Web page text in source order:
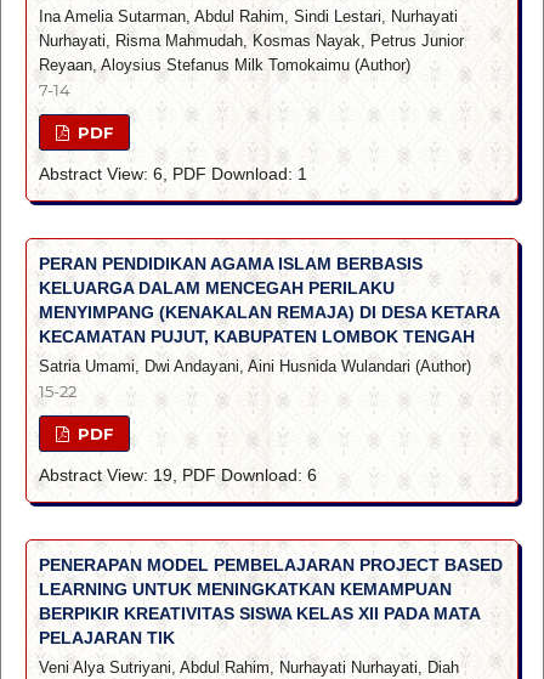
Ina Amelia Sutarman, Abdul Rahim, Sindi Lestari, Nurhayati
Nurhayati, Risma Mahmudah, Kosmas Nayak, Petrus Junior
Reyaan, Aloysius Stefanus Milk Tomokaimu (Author)
7-14
PDF
Abstract View: 6, PDF Download: 1
PERAN PENDIDIKAN AGAMA ISLAM BERBASIS
KELUARGA DALAM MENCEGAH PERILAKU
MENYIMPANG (KENAKALAN REMAJA) DI DESA KETARA
KECAMATAN PUJUT, KABUPATEN LOMBOK TENGAH
Satria Umami, Dwi Andayani, Aini Husnida Wulandari (Author)
15-22
PDF
Abstract View: 19, PDF Download: 6
PENERAPAN MODEL PEMBELAJARAN PROJECT BASED
LEARNING UNTUK MENINGKATKAN KEMAMPUAN
BERPIKIR KREATIVITAS SISWA KELAS XII PADA MATA
PELAJARAN TIK
Veni Alya Sutriyani, Abdul Rahim, Nurhayati Nurhayati, Diah